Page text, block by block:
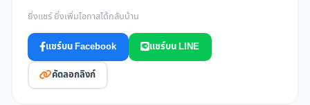
ยิ่งแชร์ ยิ่งเพิ่มโอกาสได้กลับบ้าน
แชร์บน Facebook แชร์บน LINE
คัดลอกลิงก์